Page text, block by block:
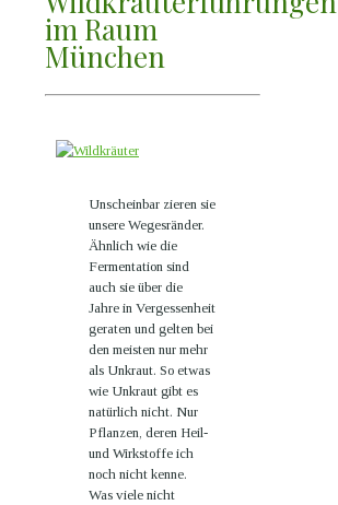
im Raum
München
Unscheinbar zieren sie
unsere Wegesränder.
Ähnlich wie die
Fermentation sind
auch sie über die
Jahre in Vergessenheit
geraten und gelten bei
den meisten nur mehr
als Unkraut. So etwas
wie Unkraut gibt es
natürlich nicht. Nur
Pflanzen, deren Heil-
und Wirkstoffe ich
noch nicht kenne.
Was viele nicht